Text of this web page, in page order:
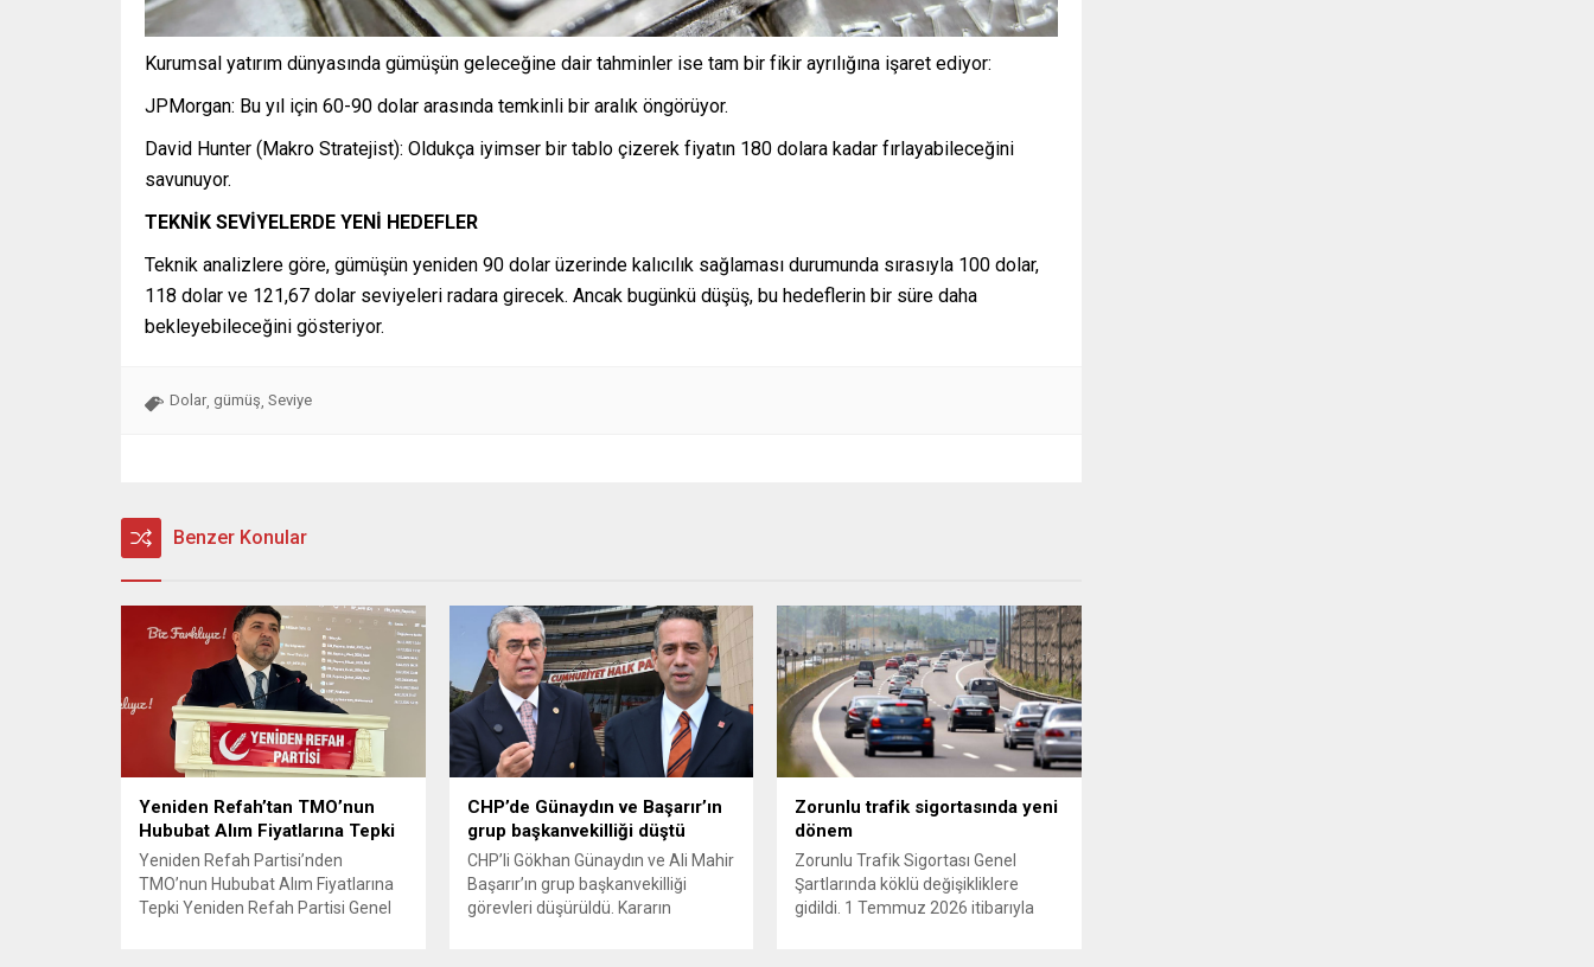
Kurumsal yatırım dünyasında gümüşün geleceğine dair tahminler ise tam bir fikir ayrılığına işaret ediyor:
JPMorgan: Bu yıl için 60-90 dolar arasında temkinli bir aralık öngörüyor.
David Hunter (Makro Stratejist): Oldukça iyimser bir tablo çizerek fiyatın 180 dolara kadar fırlayabileceğini
savunuyor.
TEKNİK SEVİYELERDE YENİ HEDEFLER
Teknik analizlere göre, gümüşün yeniden 90 dolar üzerinde kalıcılık sağlaması durumunda sırasıyla 100 dolar,
118 dolar ve 121,67 dolar seviyeleri radara girecek. Ancak bugünkü düşüş, bu hedeflerin bir süre daha
bekleyebileceğini gösteriyor.
Dolar, gümüş, Seviye
Benzer Konular
Yeniden Refah’tan TMO’nun
Hububat Alım Fiyatlarına Tepki
Yeniden Refah Partisi’nden
TMO’nun Hububat Alım Fiyatlarına
Tepki Yeniden Refah Partisi Genel
CHP’de Günaydın ve Başarır’ın
grup başkanvekilliği düştü
CHP’li Gökhan Günaydın ve Ali Mahir
Başarır’ın grup başkanvekilliği
görevleri düşürüldü. Kararın
Zorunlu trafik sigortasında yeni
dönem
Zorunlu Trafik Sigortası Genel
Şartlarında köklü değişikliklere
gidildi. 1 Temmuz 2026 itibarıyla